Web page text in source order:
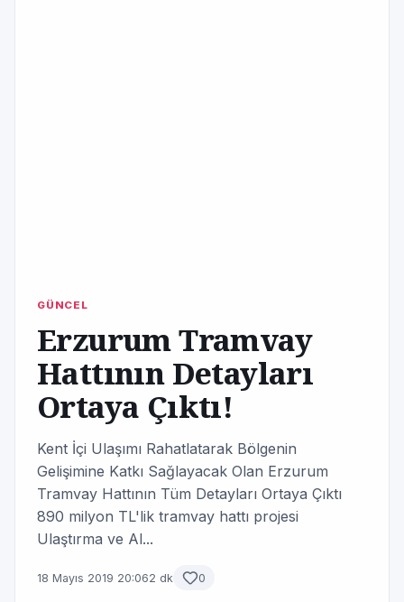
GÜNCEL
Erzurum Tramvay
Hattının Detayları
Ortaya Çıktı!
Kent İçi Ulaşımı Rahatlatarak Bölgenin
Gelişimine Katkı Sağlayacak Olan Erzurum
Tramvay Hattının Tüm Detayları Ortaya Çıktı
890 milyon TL'lik tramvay hattı projesi
Ulaştırma ve Al...
18 Mayıs 2019 20:062 dk 0